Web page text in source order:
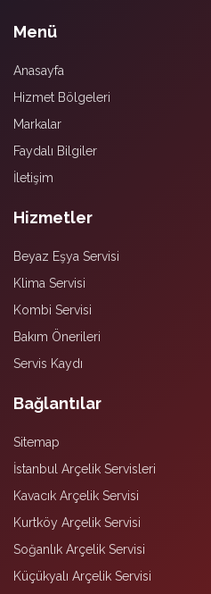
Menü
Anasayfa
Hizmet Bölgeleri
Markalar
Faydalı Bilgiler
İletişim
Hizmetler
Beyaz Eşya Servisi
Klima Servisi
Kombi Servisi
Bakım Önerileri
Servis Kaydı
Bağlantılar
Sitemap
İstanbul Arçelik Servisleri
Kavacık Arçelik Servisi
Kurtköy Arçelik Servisi
Soğanlık Arçelik Servisi
Küçükyalı Arçelik Servisi